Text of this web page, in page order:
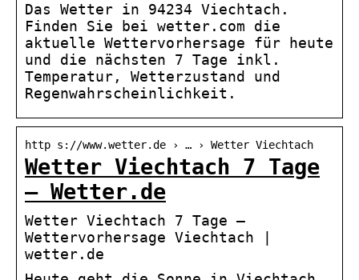
Das Wetter in 94234 Viechtach.
Finden Sie bei wetter.com die
aktuelle Wettervorhersage für heute
und die nächsten 7 Tage inkl.
Temperatur, Wetterzustand und
Regenwahrscheinlichkeit.
http s://www.wetter.de › … › Wetter Viechtach
Wetter Viechtach 7 Tage
– Wetter.de
Wetter Viechtach 7 Tage –
Wettervorhersage Viechtach |
wetter.de